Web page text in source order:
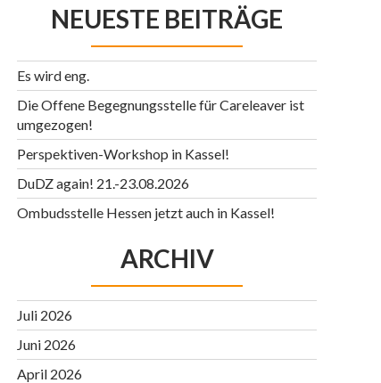
NEUESTE BEITRÄGE
Es wird eng.
Die Offene Begegnungsstelle für Careleaver ist
umgezogen!
Perspektiven-Workshop in Kassel!
DuDZ again! 21.-23.08.2026
Ombudsstelle Hessen jetzt auch in Kassel!
ARCHIV
Juli 2026
Juni 2026
April 2026